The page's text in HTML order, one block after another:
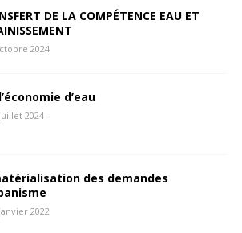
DE LA COMPÉTENCE EAU ET
2024
d’eau
2024
des demandes
2022